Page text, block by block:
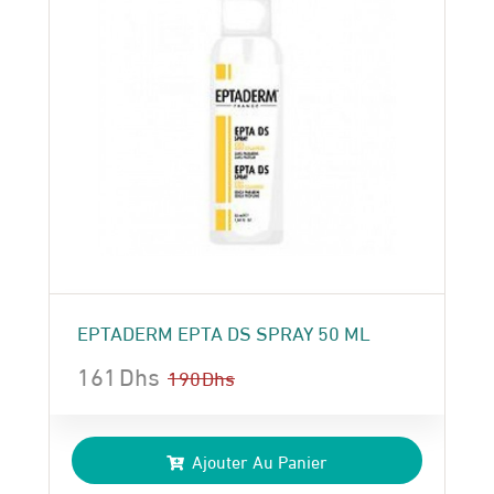
EPTADERM EPTA DS SPRAY 50 ML
190Dhs
prix
initial
161Dhs
prix
actuel
Ajouter Au Panier